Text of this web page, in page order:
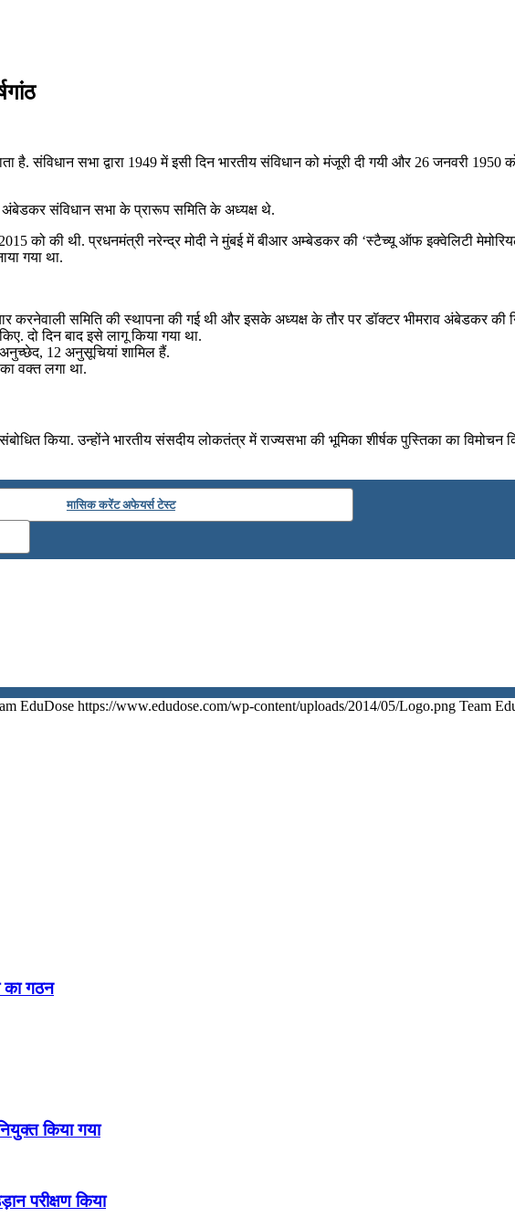
संविधान सभा द्वारा 1949 में इसी दिन भारतीय संविधान को मंजूरी दी गयी और 26 जनवरी 1950
अंबेडकर संविधान सभा के प्रारूप समिति के अध्यक्ष थे.
को की थी. प्रधनमंत्री नरेन्द्र मोदी ने मुंबई में बीआर अम्बेडकर की ‘स्टैच्यू ऑफ इक्वेलिटी
गया था.
करनेवाली समिति की स्थापना की गई थी और इसके अध्यक्ष के तौर पर डॉक्टर भीमराव अंबेडकर की
दो दिन बाद इसे लागू किया गया था.
अनुच्छेद, 12 अनुसूचियां शामिल हैं.
वक्त लगा था.
किया. उन्होंने भारतीय संसदीय लोकतंत्र में राज्यसभा की भूमिका शीर्षक पुस्तिका का
मासिक करेंट अफेयर्स टेस्ट
EduDose https://www.edudose.com/wp-content/uploads/2014/05/Logo.png Team
का गठन
किया गया
परीक्षण किया